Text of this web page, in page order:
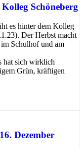
Schöneberg
es hinter dem Kolleg
Der Herbst macht
Schulhof und am
hat sich wirklich
Grün, kräftigen
Dezember